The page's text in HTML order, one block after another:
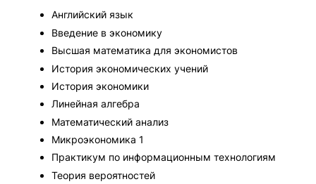
Английский язык
Введение в экономику
Высшая математика для экономистов
История экономических учений
История экономики
Линейная алгебра
Математический анализ
Микроэкономика 1
Практикум по информационным технологиям
Теория вероятностей